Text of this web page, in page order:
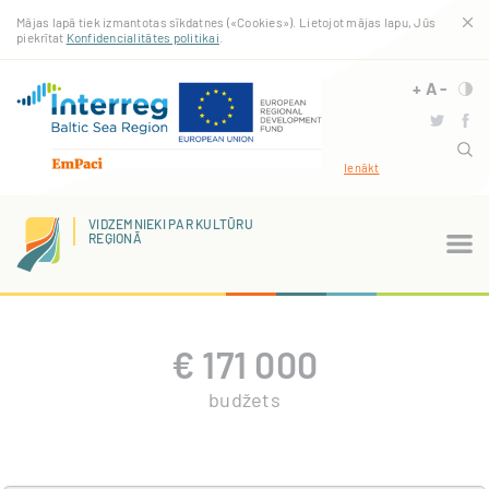
galveno
saturu
Mājas lapā tiek izmantotas sīkdatnes («Cookies»). Lietojot mājas lapu, Jūs
piekrītat Konfidencialitātes politikai
+ A-
Ienākt
VIDZEMNIEKI PAR KULTŪRU
REĢIONĀ
€ 171 000
budžets